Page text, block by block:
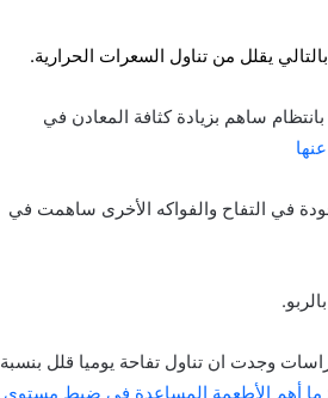
يقلل من تناول السعرات الحرارية.
ساهم بزيادة كثافة المعادن في
في التفاح والفواكه الأخرى ساهمت في
وجدت ان تناول تفاحة يوميا قلل بنسبة
ما أهم الأطعمة المساعدة في ضبط مستوى